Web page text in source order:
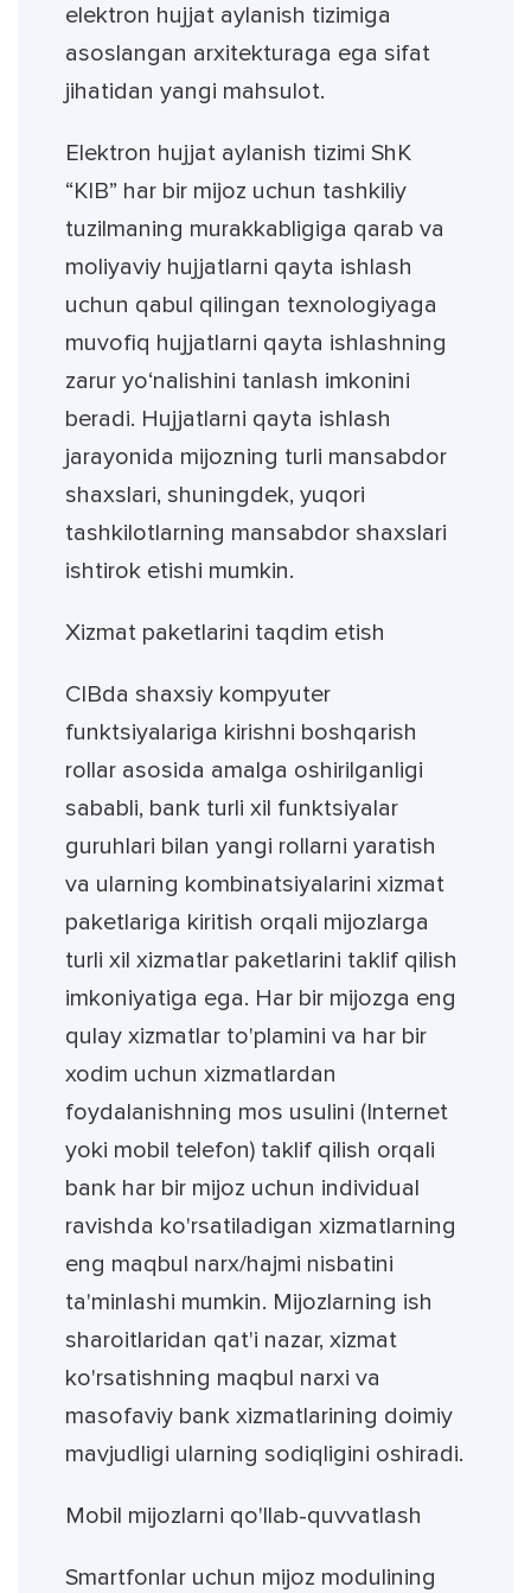
elektron hujjat aylanish tizimiga
asoslangan arxitekturaga ega sifat
jihatidan yangi mahsulot.
Elektron hujjat aylanish tizimi ShK
“KIB” har bir mijoz uchun tashkiliy
tuzilmaning murakkabligiga qarab va
moliyaviy hujjatlarni qayta ishlash
uchun qabul qilingan texnologiyaga
muvofiq hujjatlarni qayta ishlashning
zarur yo‘nalishini tanlash imkonini
beradi. Hujjatlarni qayta ishlash
jarayonida mijozning turli mansabdor
shaxslari, shuningdek, yuqori
tashkilotlarning mansabdor shaxslari
ishtirok etishi mumkin.
Xizmat paketlarini taqdim etish
CIBda shaxsiy kompyuter
funktsiyalariga kirishni boshqarish
rollar asosida amalga oshirilganligi
sababli, bank turli xil funktsiyalar
guruhlari bilan yangi rollarni yaratish
va ularning kombinatsiyalarini xizmat
paketlariga kiritish orqali mijozlarga
turli xil xizmatlar paketlarini taklif qilish
imkoniyatiga ega. Har bir mijozga eng
qulay xizmatlar to'plamini va har bir
xodim uchun xizmatlardan
foydalanishning mos usulini (Internet
yoki mobil telefon) taklif qilish orqali
bank har bir mijoz uchun individual
ravishda ko'rsatiladigan xizmatlarning
eng maqbul narx/hajmi nisbatini
ta'minlashi mumkin. Mijozlarning ish
sharoitlaridan qat'i nazar, xizmat
ko'rsatishning maqbul narxi va
masofaviy bank xizmatlarining doimiy
mavjudligi ularning sodiqligini oshiradi.
Mobil mijozlarni qo'llab-quvvatlash
Smartfonlar uchun mijoz modulining